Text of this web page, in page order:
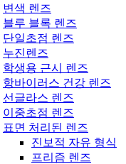
변색 렌즈
블루 블록 렌즈
단일초점 렌즈
누진렌즈
학생용 근시 렌즈
항바이러스 건강 렌즈
선글라스 렌즈
이중초점 렌즈
표면 처리된 렌즈
진보적 자유 형식
프리즘 렌즈